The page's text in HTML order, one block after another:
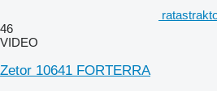
46
VIDEO
Zetor 10641 FORTERRA